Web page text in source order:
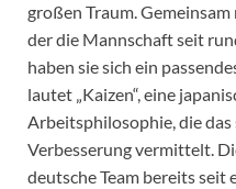
großen Traum.
der die Mannschaft seit
haben sie sich ein
lautet „Kaizen“, eine
Arbeitsphilosophie, die das
Verbesserung vermittelt.
deutsche Team bereits seit